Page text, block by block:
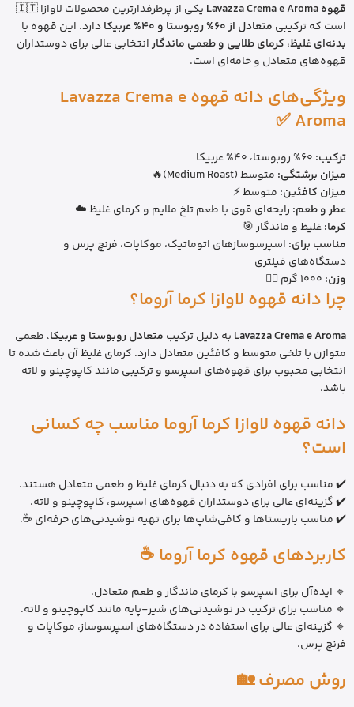
قهوه Lavazza Crema e Aroma
یکی از پرطرفدارترین محصولات لاوازا 🇮🇹
است که ترکیبی متعادل از 60% روبوستا و 40% عربیکا
دارد. این قهوه با
بدنه‌ای غلیظ، کرمای طلایی و طعمی ماندگارانتخابی عالی برای دوستداران
قهوه‌های متعادل و خامه‌ای است.
ویژگی‌های دانه قهوه Lavazza Crema e
Aroma ✅
ترکیب:
میزان برشتگی: متوسط (Medium Roast)🔥
میزان کافئین: متوسط ⚡
عطر و طعم: رایحه‌ای قوی با طعم تلخ ملایم و کرمای غلیظ ☁️
کرما:غلیظ و ماندگار 🎯
مناسب برای: اسپرسوسازهای اتوماتیک، موکاپات، فرنچ پرس و
دستگاه‌های فیلتری
وزن:
چرا دانه قهوه لاوازا کرما آروما؟
Lavazza Crema e Aroma به دلیل ترکیب متعادل روبوستا و عربیکا، طعمی
متوازن با تلخی متوسط و کافئین متعادل دارد. کرمای غلیظ آن باعث شده تا
انتخابی محبوب برای قهوه‌های اسپرسو و ترکیبی مانند کاپوچینو و لاته
باشد.
دانه قهوه لاوازا کرما آروما مناسب چه کسانی
است؟
✔️ مناسب برای افرادی که به دنبال کرمای غلیظ و طعمی متعادل هستند.
✔️ گزینه‌ای عالی برای دوستداران قهوه‌های اسپرسو، کاپوچینو و لاته.
✔️ مناسب باریستاها و کافی‌شاپ‌ها برای تهیه نوشیدنی‌های حرفه‌ای ☕.
کاربردهای قهوه کرما آروما ☕
🔹 ایده‌آل برای اسپرسو با کرمای ماندگار و طعم متعادل.
🔹 مناسب برای ترکیب در نوشیدنی‌های شیر-پایه مانند کاپوچینو و لاته.
🔹 گزینه‌ای عالی برای استفاده در دستگاه‌های اسپرسوساز، موکاپات و
فرنچ پرس.
روش مصرف 🏡